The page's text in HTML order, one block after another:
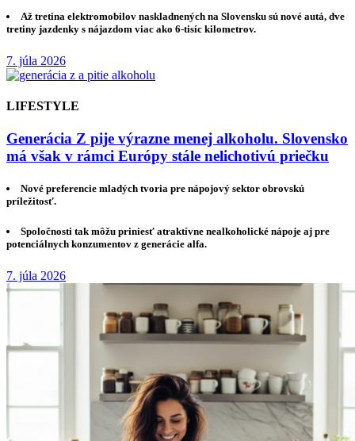
Až tretina elektromobilov naskladnených na Slovensku sú nové autá, dve
tretiny jazdenky s nájazdom viac ako 6-tisíc kilometrov.
7. júla 2026
LIFESTYLE
Generácia Z pije výrazne menej alkoholu. Slovensko
má však v rámci Európy stále nelichotivú priečku
Nové preferencie mladých tvoria pre nápojový sektor obrovskú
príležitosť.
Spoločnosti tak môžu priniesť atraktívne nealkoholické nápoje aj pre
potenciálnych konzumentov z generácie alfa.
7. júla 2026